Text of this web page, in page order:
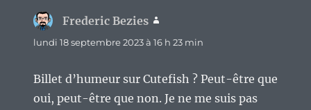
Frederic Bezies
lundi 18 septembre 2023 à 16 h 23 min
Billet d’humeur sur Cutefish ? Peut-être que
oui, peut-être que non. Je ne me suis pas